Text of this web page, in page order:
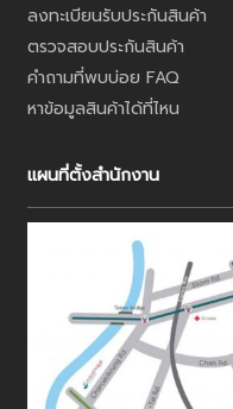
ลงทะเบียนรับประกันสินค้า
ตรวจสอบประกันสินค้า
คำถามที่พบบ่อย FAQ
หาข้อมูลสินค้าได้ที่ไหน
แผนที่ตั้งสำนักงาน